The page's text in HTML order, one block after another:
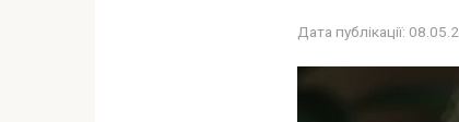
Дата публікації: